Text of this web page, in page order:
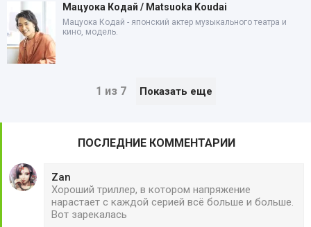
Мацуока Кодай / Matsuoka Koudai
Мацуока Кодай - японский актер музыкального театра и
кино, модель.
1 из 7 Показать еще
ПОСЛЕДНИЕ КОММЕНТАРИИ
Zan
Хороший триллер, в котором напряжение
нарастает с каждой серией всё больше и больше.
Вот зарекалась